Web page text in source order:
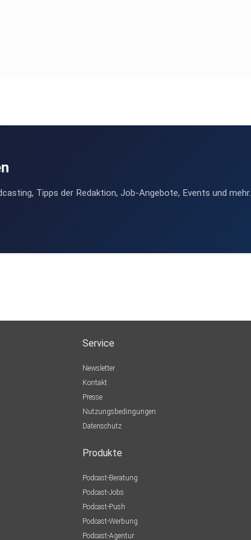
Tipps der Redaktion, Job-Angebote, Events und mehr.
Service
Newsletter
Kontakt
Presse
Nutzungsbedingungen
Datenschutz
Produkte
Podcast-Beratung
Podcast-Jobs
Podcast-Push
Podcast-Werbung
Podcast-Agentur